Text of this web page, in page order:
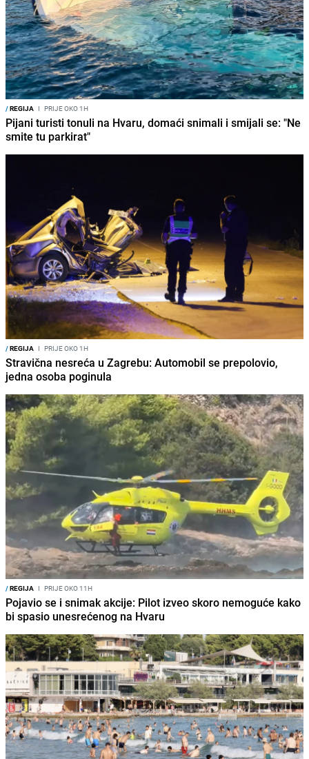
/REGIJA I PRIJE OKO 1H
Pijani turisti tonuli na Hvaru, domaći snimali i smijali se: "Ne
smite tu parkirat"
/REGIJA I PRIJE OKO 1H
Stravična nesreća u Zagrebu: Automobil se prepolovio,
jedna osoba poginula
/REGIJA I PRIJE OKO 11H
Pojavio se i snimak akcije: Pilot izveo skoro nemoguće kako
bi spasio unesrećenog na Hvaru